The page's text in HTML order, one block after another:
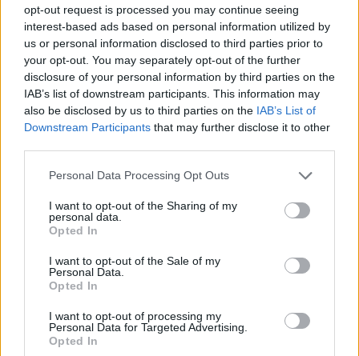
opt-out request is processed you may continue seeing
interest-based ads based on personal information utilized by
us or personal information disclosed to third parties prior to
your opt-out. You may separately opt-out of the further
disclosure of your personal information by third parties on the
IAB’s list of downstream participants. This information may
also be disclosed by us to third parties on the IAB’s List of
Downstream Participants that may further disclose it to other
Personal Data Processing Opt Outs
I want to opt-out of the Sharing of my
personal data.
Opted In
I want to opt-out of the Sale of my
Personal Data.
Opted In
I want to opt-out of processing my
Personal Data for Targeted Advertising.
Opted In
TAGS: ΞΕΝΟΔΟΧΟΙ ΤΟΥΡΙΣΜΟΣ ΕΠΙΧΕΙΡΗΣΕΙΣ